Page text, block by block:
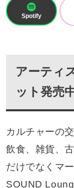
Spotify
アーティ
ット発売
カルチャーの
飲食、雑貨、
だけでなくマ
SOUND